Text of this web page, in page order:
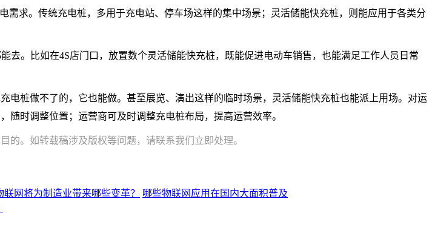
求。传统充电桩，多用于充电站、停车场这样的集中场景；灵活储能快充桩，则能应用于各类分
去。比如在4S店门口，放置数个灵活储能快充桩，既能促进电动车销售，也能满足工作人员日常
桩做不了的，它也能做。甚至展览、演出这样的临时场景，灵活储能快充桩也能派上用场。对运
时调整位置；运营商可及时调整充电桩布局，提高运营效率。
的。如转载稿涉及版权等问题，请联系我们立即处理。
联网将为制造业带来哪些变革？
哪些物联网应用在国内大面积普及